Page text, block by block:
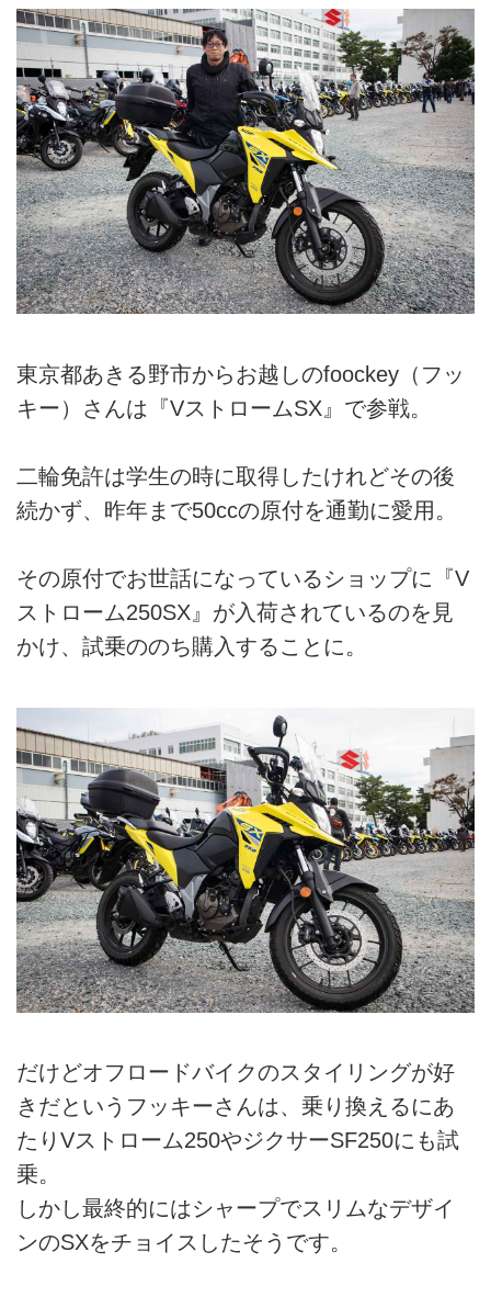
東京都あきる野市からお越しのfoockey（フッ
キー）さんは『VストロームSX』で参戦。
二輪免許は学生の時に取得したけれどその後
続かず、昨年まで50ccの原付を通勤に愛用。
その原付でお世話になっているショップに『V
ストローム250SX』が入荷されているのを見
かけ、試乗ののち購入することに。
だけどオフロードバイクのスタイリングが好
きだというフッキーさんは、乗り換えるにあ
たりVストローム250やジクサーSF250にも試
乗。
しかし最終的にはシャープでスリムなデザイ
ンのSXをチョイスしたそうです。